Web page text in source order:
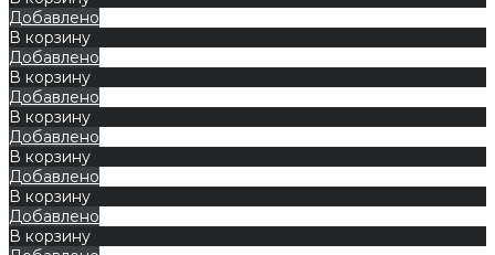
Добавлено
В корзину
Добавлено
В корзину
Добавлено
В корзину
Добавлено
В корзину
Добавлено
В корзину
Добавлено
В корзину